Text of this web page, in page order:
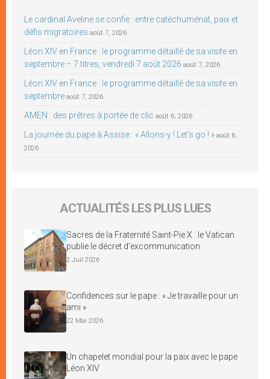
Le cardinal Aveline se confie : entre catéchuménat, paix et
défis migratoires août 7, 2026
Léon XIV en France : le programme détaillé de sa visite en
septembre – 7 titres, vendredi 7 août 2026 août 7, 2026
Léon XIV en France : le programme détaillé de sa visite en
septembre août 7, 2026
AMEN : des prêtres à portée de clic août 6, 2026
La journée du pape à Assise : « Allons-y ! Let’s go ! » août 6,
2026
ACTUALITÉS LES PLUS LUES
Sacres de la Fraternité Saint-Pie X : le Vatican
publie le décret d’excommunication
2 Juil 2026
Confidences sur le pape : « Je travaille pour un
ami »
22 Mai 2026
Un chapelet mondial pour la paix avec le pape
Léon XIV